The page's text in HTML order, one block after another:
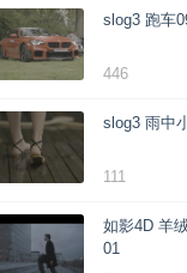
slog3 跑车
446
slog3 雨中
111
如影4D 羊
01